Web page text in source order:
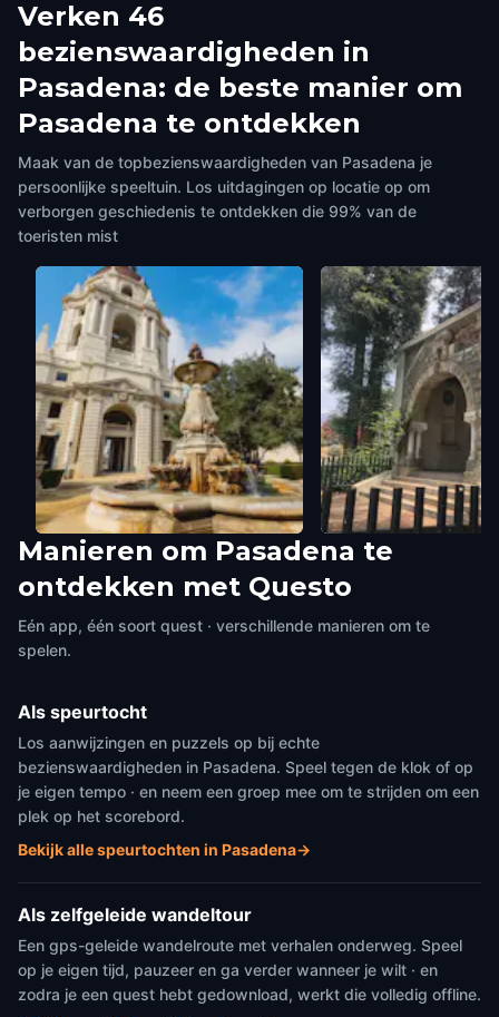
Verken 46
bezienswaardigheden in
Pasadena: de beste manier om
Pasadena te ontdekken
Maak van de topbezienswaardigheden van Pasadena je
persoonlijke speeltuin. Los uitdagingen op locatie op om
verborgen geschiedenis te ontdekken die 99% van de
toeristen mist
Pasadena City Hall
Pasadena,United States of America
Memorial Park
Remains)
Manieren om Pasadena te
ontdekken met Questo
Eén app, één soort quest · verschillende manieren om te
spelen.
Als speurtocht
Los aanwijzingen en puzzels op bij echte
bezienswaardigheden in Pasadena. Speel tegen de klok of op
je eigen tempo · en neem een groep mee om te strijden om een
plek op het scorebord.
Bekijk alle speurtochten in Pasadena→
Als zelfgeleide wandeltour
Een gps-geleide wandelroute met verhalen onderweg. Speel
op je eigen tijd, pauzeer en ga verder wanneer je wilt · en
zodra je een quest hebt gedownload, werkt die volledig offline.